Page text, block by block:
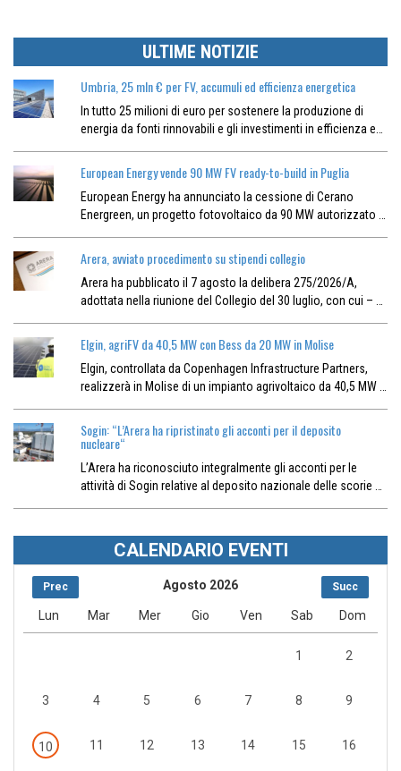
ULTIME NOTIZIE
Umbria, 25 mln € per FV, accumuli ed efficienza energetica
In tutto 25 milioni di euro per sostenere la produzione di
energia da fonti rinnovabili e gli investimenti in efficienza e…
European Energy vende 90 MW FV ready-to-build in Puglia
European Energy ha annunciato la cessione di Cerano
Energreen, un progetto fotovoltaico da 90 MW autorizzato …
Arera, avviato procedimento su stipendi collegio
Arera ha pubblicato il 7 agosto la delibera 275/2026/A,
adottata nella riunione del Collegio del 30 luglio, con cui – …
Elgin, agriFV da 40,5 MW con Bess da 20 MW in Molise
Elgin, controllata da Copenhagen Infrastructure Partners,
realizzerà in Molise di un impianto agrivoltaico da 40,5 MW …
Sogin: “L’Arera ha ripristinato gli acconti per il deposito
nucleare“
L’Arera ha riconosciuto integralmente gli acconti per le
attività di Sogin relative al deposito nazionale delle scorie …
CALENDARIO EVENTI
Prec Succ
Agosto 2026
Lun Mar Mer Gio Ven Sab Dom
1 2
3 4 5 6 7 8 9
10 11 12 13 14 15 16